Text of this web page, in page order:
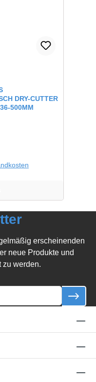
von 0 von 5 Sternen
DRY-CUTTER
500MM
erscheinenden
neue Produkte und
zu werden.